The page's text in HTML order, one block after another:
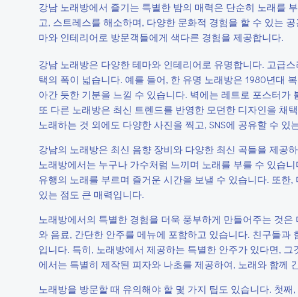
강남 노래방에서 즐기는 특별한 밤의 매력은 단순히 노래를
고, 스트레스를 해소하며, 다양한 문화적 경험을 할 수 있는
마와 인테리어로 방문객들에게 색다른 경험을 제공합니다.
강남 노래방은 다양한 테마와 인테리어로 유명합니다. 고급
택의 폭이 넓습니다. 예를 들어, 한 유명 노래방은 1980년대
아간 듯한 기분을 느낄 수 있습니다. 벽에는 레트로 포스터
또 다른 노래방은 최신 트렌드를 반영한 모던한 디자인을 채
노래하는 것 외에도 다양한 사진을 찍고, SNS에 공유할 수 있
강남의 노래방은 최신 음향 장비와 다양한 최신 곡들을 제공
노래방에서는 누구나 가수처럼 느끼며 노래를 부를 수 있습
유행의 노래를 부르며 즐거운 시간을 보낼 수 있습니다. 또
있는 점도 큰 매력입니다.
노래방에서의 특별한 경험을 더욱 풍부하게 만들어주는 것
와 음료, 간단한 안주를 메뉴에 포함하고 있습니다. 친구들
입니다. 특히, 노래방에서 제공하는 특별한 안주가 있다면,
에서는 특별히 제작된 피자와 나초를 제공하여, 노래와 함께
노래방을 방문할 때 유의해야 할 몇 가지 팁도 있습니다. 첫